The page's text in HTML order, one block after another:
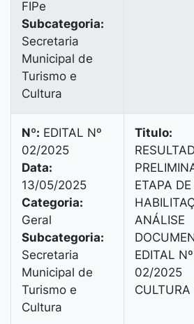
FIPe
Subcategoria:
Secretaria
Municipal de
Turismo e
Cultura
Nº: EDITAL Nº
02/2025
Data:
13/05/2025
Categoria:
Geral
Subcategoria:
Secretaria
Municipal de
Turismo e
Cultura
Titulo:
ETAPA DE
ANÁLISE
EDITAL Nº
02/2025
CULTURA